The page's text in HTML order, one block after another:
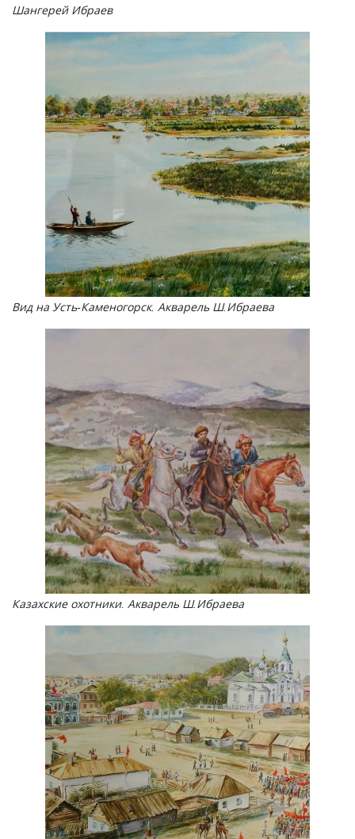
Шангерей Ибраев
Вид на Усть-Каменогорск. Акварель Ш.Ибраева
Казахские охотники. Акварель Ш.Ибраева